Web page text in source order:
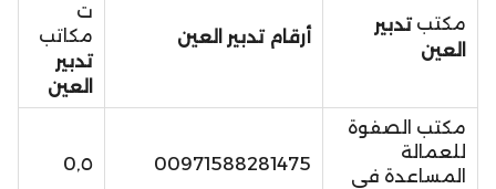
مكتبتدبير
العين
أرقام تدبير العين
ت
مكاتب
تدبير
العين
مكتب الصفوة
للعمالة
المساعدة في
00971588281475 ٥,0